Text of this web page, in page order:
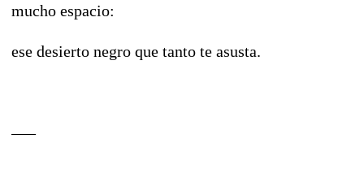
mucho espacio:
ese desierto negro que tanto te asusta.
–––